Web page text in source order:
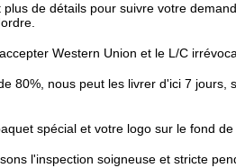
de détails pour suivre votre
Western Union et le L/C
80%, nous peut les livrer d'ici 7 jours,
spécial et votre logo sur le fond
l'inspection soigneuse et stricte